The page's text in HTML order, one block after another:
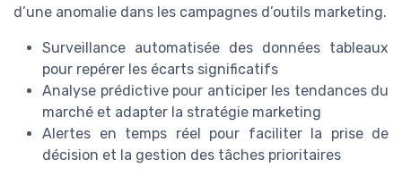
d’une anomalie dans les campagnes d’outils marketing.
Surveillance automatisée des données tableaux
pour repérer les écarts significatifs
Analyse prédictive pour anticiper les tendances du
marché et adapter la stratégie marketing
Alertes en temps réel pour faciliter la prise de
décision et la gestion des tâches prioritaires